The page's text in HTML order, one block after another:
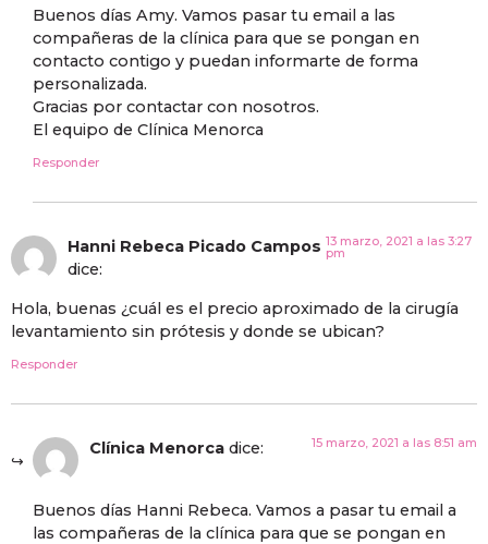
Buenos días Amy. Vamos pasar tu email a las
compañeras de la clínica para que se pongan en
contacto contigo y puedan informarte de forma
personalizada.
Gracias por contactar con nosotros.
El equipo de Clínica Menorca
Responder
Hanni Rebeca Picado Campos
dice:
13 marzo, 2021 a las 3:27
pm
Hola, buenas ¿cuál es el precio aproximado de la cirugía
levantamiento sin prótesis y donde se ubican?
Responder
Clínica Menorca dice: 15 marzo, 2021 a las 8:51 am
Buenos días Hanni Rebeca. Vamos a pasar tu email a
las compañeras de la clínica para que se pongan en